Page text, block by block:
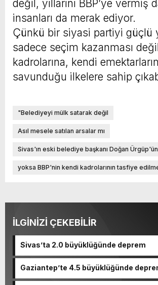
değil, yıllarını BBP’ye vermiş
insanları da merak ediyor.
Çünkü bir siyasi partiyi güçlü
sadece seçim kazanması
kadrolarına, kendi
savunduğu ilkelere sahip
"Belediyeyi mülk satarak değil
Asıl mesele satılan arsalar mı
Sivas'ın eski belediye başkanı Doğan Ürgüp'ün
yoksa BBP'nin kendi kadrolarının tasfiye
İLGİNİZİ ÇEKEBİLİR
Sivas’ta 2.0 büyüklüğünde deprem
Gaziantep’te 4.5 büyüklüğünde